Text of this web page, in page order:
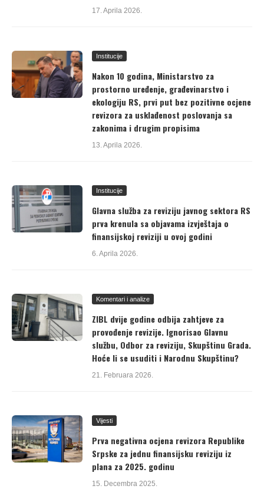
17. Aprila 2026.
Institucije
Nakon 10 godina, Ministarstvo za
prostorno uređenje, građevinarstvo i
ekologiju RS, prvi put bez pozitivne ocjene
revizora za usklađenost poslovanja sa
zakonima i drugim propisima
13. Aprila 2026.
Institucije
Glavna služba za reviziju javnog sektora RS
prva krenula sa objavama izvještaja o
finansijskoj reviziji u ovoj godini
6. Aprila 2026.
Komentari i analize
ZIBL dvije godine odbija zahtjeve za
provođenje revizije. Ignorisao Glavnu
službu, Odbor za reviziju, Skupštinu Grada.
Hoće li se usuditi i Narodnu Skupštinu?
21. Februara 2026.
Vijesti
Prva negativna ocjena revizora Republike
Srpske za jednu finansijsku reviziju iz
plana za 2025. godinu
15. Decembra 2025.